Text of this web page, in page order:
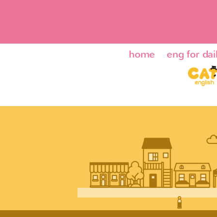
home eng for